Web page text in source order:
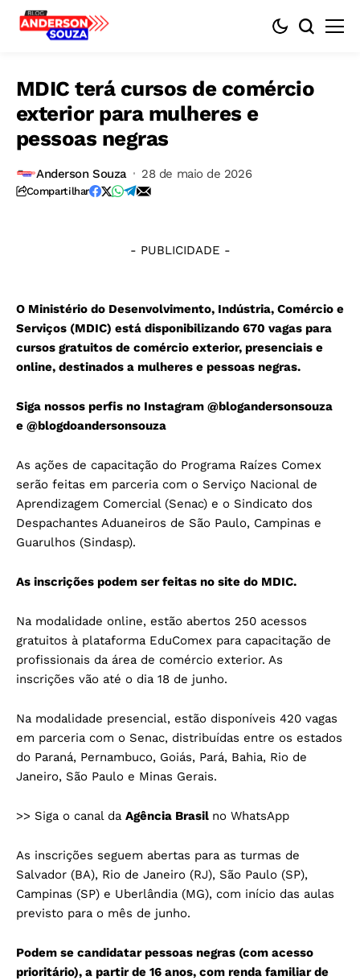
MDIC terá cursos de comércio
exterior para mulheres e
pessoas negras
Anderson Souza 28 de maio de 2026
Compartilhar
Marcello
Casal
Jr/Agência
- PUBLICIDADE -
O Ministério do Desenvolvimento, Indústria, Comércio e
Serviços (MDIC) está disponibilizando 670 vagas para
cursos gratuitos de comércio exterior, presenciais e
online, destinados a mulheres e pessoas negras.
Siga nossos perfis no Instagram @blogandersonsouza
e @blogdoandersonsouza
As ações de capacitação do Programa Raízes Comex
serão feitas em parceria com o Serviço Nacional de
Aprendizagem Comercial (Senac) e o Sindicato dos
Despachantes Aduaneiros de São Paulo, Campinas e
Guarulhos (Sindasp).
As inscrições podem ser feitas no site do MDIC.
Na modalidade online, estão abertos 250 acessos
gratuitos à plataforma EduComex para capacitação de
profissionais da área de comércio exterior. As
inscrições vão até o dia 18 de junho.
Na modalidade presencial, estão disponíveis 420 vagas
em parceria com o Senac, distribuídas entre os estados
do Paraná, Pernambuco, Goiás, Pará, Bahia, Rio de
Janeiro, São Paulo e Minas Gerais.
>> Siga o canal da Agência Brasil no WhatsApp
As inscrições seguem abertas para as turmas de
Salvador (BA), Rio de Janeiro (RJ), São Paulo (SP),
Campinas (SP) e Uberlândia (MG), com início das aulas
previsto para o mês de junho.
Podem se candidatar pessoas negras (com acesso
prioritário), a partir de 16 anos, com renda familiar de